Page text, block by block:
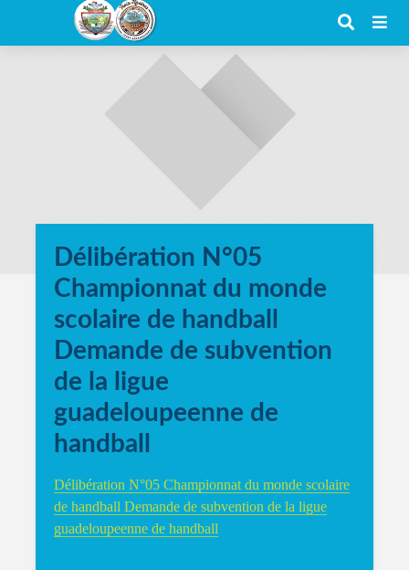
Délibération N°05
Championnat du monde
scolaire de handball
Demande de subvention
de la ligue
guadeloupeenne de
handball
Délibération N°05 Championnat du monde scolaire
de handball Demande de subvention de la ligue
guadeloupeenne de handball